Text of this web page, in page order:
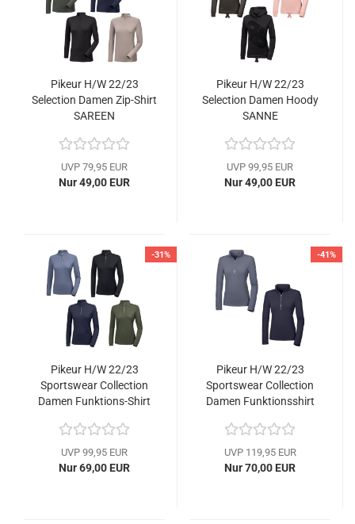
Pikeur H/W 22/23
Selection Damen Zip-Shirt
SAREEN
UVP 79,95 EUR
Nur 49,00 EUR
Pikeur H/W 22/23
Selection Damen Hoody
SANNE
UVP 99,95 EUR
Nur 49,00 EUR
-31%
Pikeur H/W 22/23
Sportswear Collection
Damen Funktions-Shirt
UVP 99,95 EUR
Nur 69,00 EUR
-41%
Pikeur H/W 22/23
Sportswear Collection
Damen Funktionsshirt
UVP 119,95 EUR
Nur 70,00 EUR